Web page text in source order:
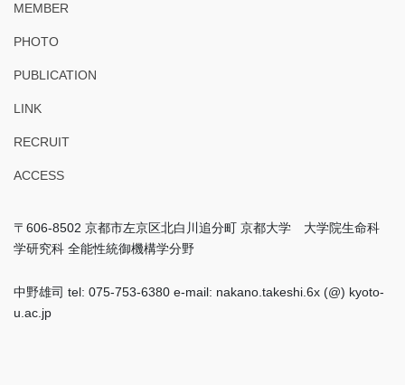
MEMBER
PHOTO
PUBLICATION
LINK
RECRUIT
ACCESS
〒606-8502 京都市左京区北白川追分町 京都大学 大学院生命科
学研究科 全能性統御機構学分野
中野雄司 tel: 075-753-6380 e-mail: nakano.takeshi.6x (@) kyoto-
u.ac.jp